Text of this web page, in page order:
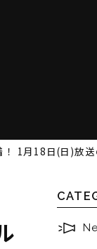
1月18日(日)放